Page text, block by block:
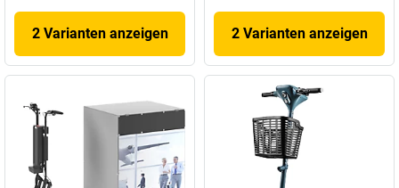
2 Varianten anzeigen 2 Varianten anzeigen